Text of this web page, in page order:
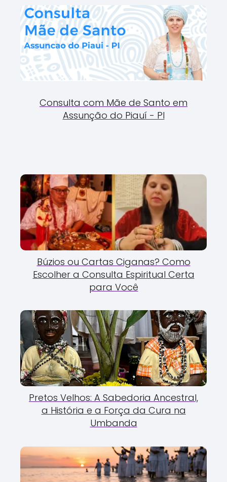
Consulta com Mãe de Santo em
Assunção do Piauí - PI
Búzios ou Cartas Ciganas? Como
Escolher a Consulta Espiritual Certa
para Você
Pretos Velhos: A Sabedoria Ancestral,
a História e a Força da Cura na
Umbanda